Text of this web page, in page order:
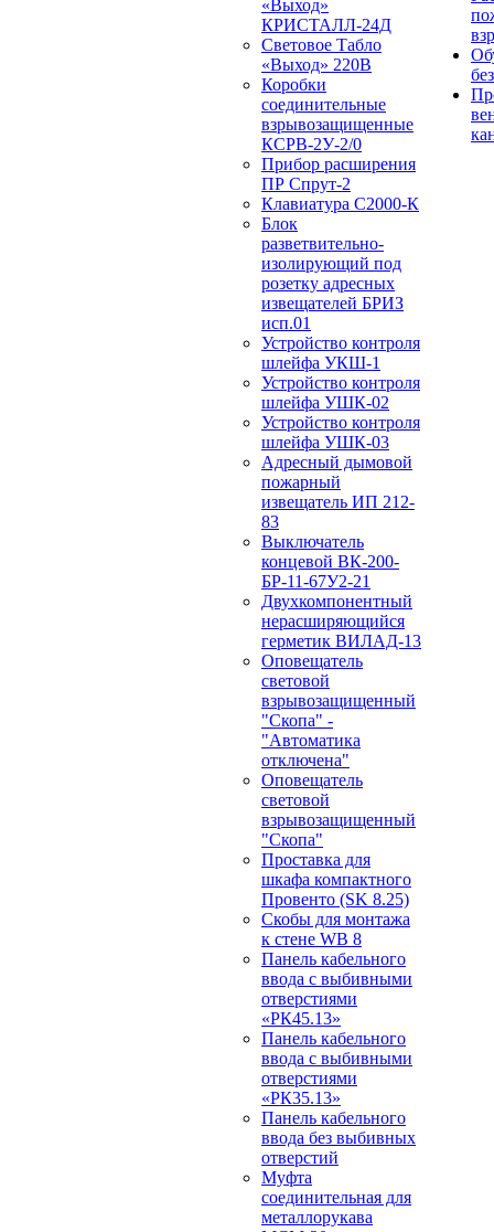
«Выход»
КРИСТАЛЛ-24Д
Световое Табло
«Выход» 220В
Коробки
соединительные
взрывозащищенные
КСРВ-2У-2/0
Прибор расширения
ПР Спрут-2
Клавиатура С2000-К
Блок
разветвительно-
изолирующий под
розетку адресных
извещателей БРИЗ
исп.01
Устройство контроля
шлейфа УКШ-1
Устройство контроля
шлейфа УШК-02
Устройство контроля
шлейфа УШК-03
Адресный дымовой
пожарный
извещатель ИП 212-
83
Выключатель
концевой ВК-200-
БР-11-67У2-21
Двухкомпонентный
нерасширяющийся
герметик ВИЛАД-13
Оповещатель
световой
взрывозащищенный
"Скопа" -
"Автоматика
отключена"
Оповещатель
световой
взрывозащищенный
"Скопа"
Проставка для
шкафа компактного
Провенто (SK 8.25)
Скобы для монтажа
к стене WB 8
Панель кабельного
ввода с выбивными
отверстиями
«РК45.13»
Панель кабельного
ввода с выбивными
отверстиями
«РК35.13»
Панель кабельного
ввода без выбивных
отверстий
Муфта
соединительная для
металлорукава